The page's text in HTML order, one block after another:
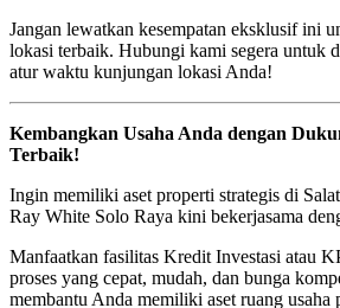
Jangan lewatkan kesempatan eksklusif ini
lokasi terbaik. Hubungi kami segera untuk
atur waktu kunjungan lokasi Anda!
Kembangkan Usaha Anda dengan
Terbaik!
Ingin memiliki aset properti strategis di
Ray White Solo Raya kini bekerjasama
Manfaatkan fasilitas Kredit Investasi atau
proses yang cepat, mudah, dan bunga
membantu Anda memiliki aset ruang